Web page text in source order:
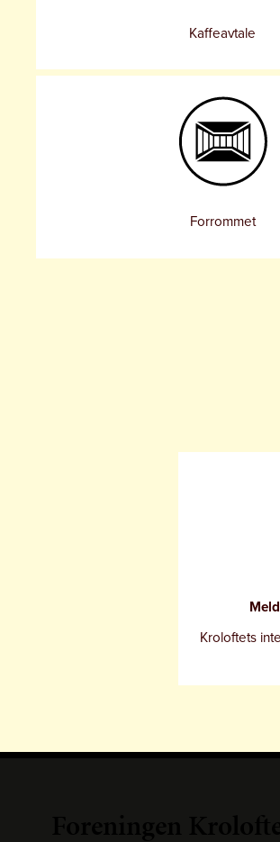
Kaffeavtale
Forrommet
Kroloftets